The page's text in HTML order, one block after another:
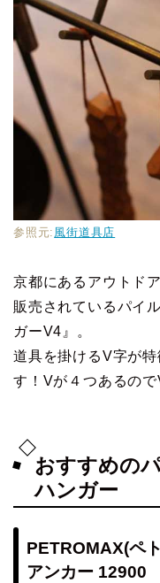
参照元: 風街道具店
京都にあるアウトド
販売されているパイ
ガーV4』。
道具を掛けるV字が
す！Vが４つあるの
おすすめの
ハンガー
PETROMAX(ペ
アンカー 12900